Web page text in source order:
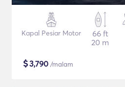
Kapal Pesiar Motor
66 ft
20 m
$3,790 /malam